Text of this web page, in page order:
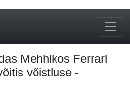
Mehhikos Ferrari
võistluse -